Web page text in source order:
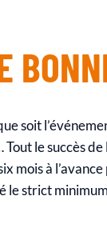
soit
Tout le succès
mois à
le strict